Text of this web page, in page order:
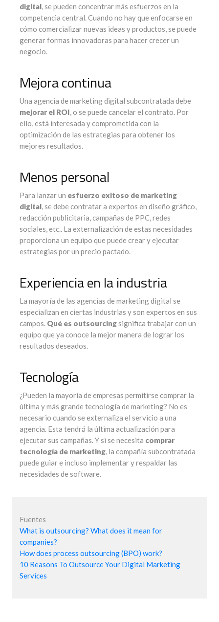
digital, se pueden concentrar más esfuerzos en la
competencia central. Cuando no hay que enfocarse en
cómo comercializar nuevas ideas y productos, se puede
generar formas innovadoras para hacer crecer un
negocio.
Mejora continua
Una agencia de marketing digital subcontratada debe
mejorar el ROI, o se puede cancelar el contrato. Por
ello, está interesada y comprometida con la
optimización de las estrategias para obtener los
mejores resultados.
Menos personal
Para lanzar un esfuerzo exitoso de marketing
digital, se debe contratar a expertos en diseño gráfico,
redacción publicitaria, campañas de PPC, redes
sociales, etc.. La externalización de estas necesidades
proporciona un equipo que puede crear y ejecutar
estrategias por un precio pactado.
Experiencia en la industria
La mayoría de las agencias de marketing digital se
especializan en ciertas industrias y son expertos en sus
campos. Qué es outsourcingsignifica trabajar con un
equipo que ya conoce la mejor manera de lograr los
resultados deseados.
Tecnología
¿Pueden la mayoría de empresas permitirse comprar la
última y más grande tecnología de marketing? No es
necesario cuando se externaliza el servicio a una
agencia. Esta tendrá la última actualización para
ejecutar sus campañas. Y si se necesita comprar
tecnología de marketing, la compañía subcontratada
puede guiar e incluso implementar y respaldar las
necesidades de software.
Fuentes
What is outsourcing? What does it mean for
companies?
How does process outsourcing (BPO) work?
10 Reasons To Outsource Your Digital Marketing
Services